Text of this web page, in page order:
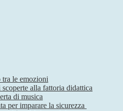
le emozioni
alla fattoria didattica
di musica
per imparare la sicurezza